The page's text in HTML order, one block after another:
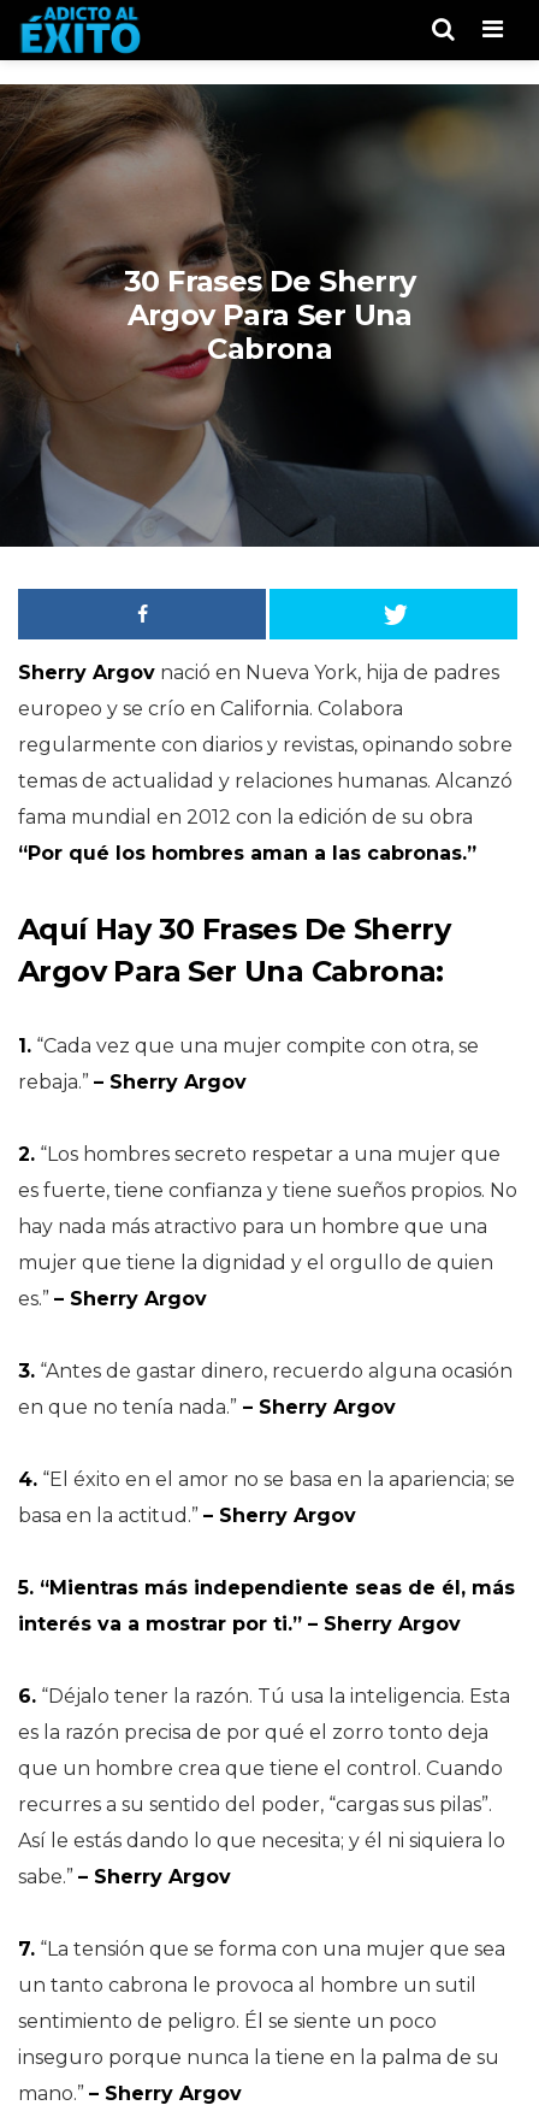
30 Frases De Sherry
Argov Para Ser Una
Cabrona
Sherry Argov nació en Nueva York, hija de padres
europeo y se crío en California. Colabora
regularmente con diarios y revistas, opinando sobre
temas de actualidad y relaciones humanas. Alcanzó
fama mundial en 2012 con la edición de su obra
“Por qué los hombres aman a las cabronas.”
Aquí Hay 30 Frases De Sherry
Argov Para Ser Una Cabrona:
1. “Cada vez que una mujer compite con otra, se
rebaja.” – Sherry Argov
2. “Los hombres secreto respetar a una mujer que
es fuerte, tiene confianza y tiene sueños propios. No
hay nada más atractivo para un hombre que una
mujer que tiene la dignidad y el orgullo de quien
es.” – Sherry Argov
3. “Antes de gastar dinero, recuerdo alguna ocasión
en que no tenía nada.” – Sherry Argov
4. “El éxito en el amor no se basa en la apariencia; se
basa en la actitud.” – Sherry Argov
5. “Mientras más independiente seas de él, más
interés va a mostrar por ti.” – Sherry Argov
6. “Déjalo tener la razón. Tú usa la inteligencia. Esta
es la razón precisa de por qué el zorro tonto deja
que un hombre crea que tiene el control. Cuando
recurres a su sentido del poder, “cargas sus pilas”.
Así le estás dando lo que necesita; y él ni siquiera lo
sabe.” – Sherry Argov
7. “La tensión que se forma con una mujer que sea
un tanto cabrona le provoca al hombre un sutil
sentimiento de peligro. Él se siente un poco
inseguro porque nunca la tiene en la palma de su
mano.” – Sherry Argov